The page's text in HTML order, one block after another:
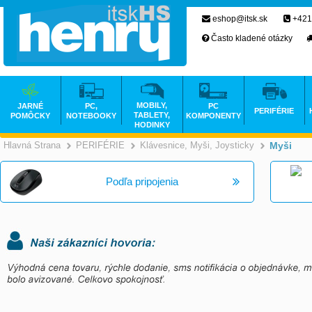
Hlavná Strana >
PERIFÉRIE >
Klávesnice, Myši, Joysticky Myši
Podľa pripojenia
eshop@itsk.sk
Často kladené otázky
JARNÉ
POMÔCKY
PC,
NOTEBOOKY
MOBILY,
TABLETY,
HODINKY
PC
KOMPONENTY
PERIFÉRIE